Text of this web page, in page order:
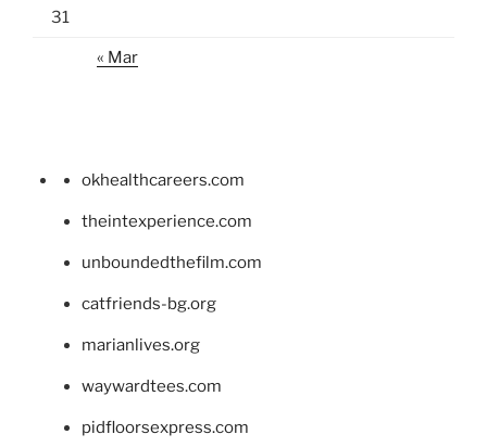
31
« Mar
okhealthcareers.com
theintexperience.com
unboundedthefilm.com
catfriends-bg.org
marianlives.org
waywardtees.com
pidfloorsexpress.com